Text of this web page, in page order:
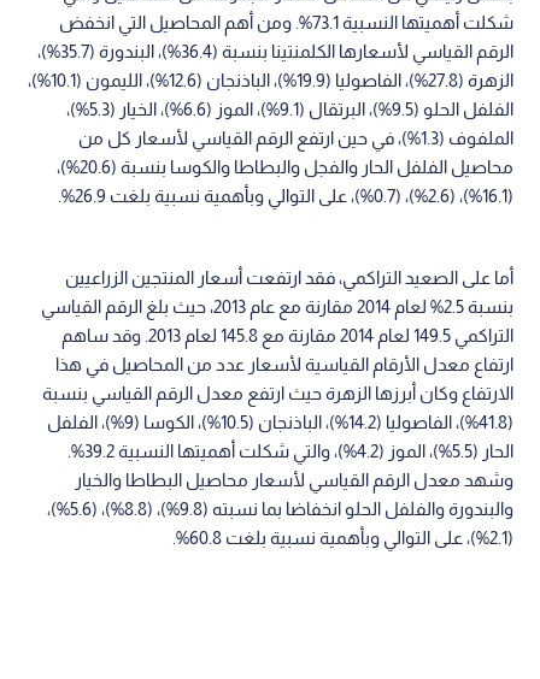
شكلت أهميتها النسبية 73.1%. ومن أهم المحاصيل التي انخفض
الرقم القياسي لأسعارها الكلمنتينا بنسبة (36.4%)، البندورة (35.7%)،
الزهرة (27.8%)، الفاصوليا (19.9%)، الباذنجان (12.6%)، الليمون (10.1%)،
الفلفل الحلو (9.5%)، البرتقال (9.1%)، الموز (6.6%)، الخيار (5.3%)،
الملفوف (1.3%)، في حين ارتفع الرقم القياسي لأسعار كل من
محاصيل الفلفل الحار والفجل والبطاطا والكوسا بنسبة (20.6%)،
(16.1%)، (2.6%)، (0.7%)، على التوالي وبأهمية نسبية بلغت 26.9%.
أما على الصعيد التراكمي، فقد ارتفعت أسعار المنتجين الزراعيين
بنسبة 2.5% لعام 2014 مقارنة مع عام 2013، حيث بلغ الرقم القياسي
التراكمي 149.5 لعام 2014 مقارنة مع 145.8 لعام 2013. وقد ساهم
ارتفاع معدل الأرقام القياسية لأسعار عدد من المحاصيل في هذا
الارتفاع وكان أبرزها الزهرة حيث ارتفع معدل الرقم القياسي بنسبة
(41.8%)، الفاصوليا (14.2%)، الباذنجان (10.5%)، الكوسا (9%)، الفلفل
الحار (5.5%)، الموز (4.2%)، والتي شكلت أهميتها النسبية 39.2%.
وشهد معدل الرقم القياسي لأسعار محاصيل البطاطا والخيار
والبندورة والفلفل الحلو انخفاضا بما نسبته (9.8%)، (8.8%)، (5.6%)،
(2.1%)، على التوالي وبأهمية نسبية بلغت 60.8%.